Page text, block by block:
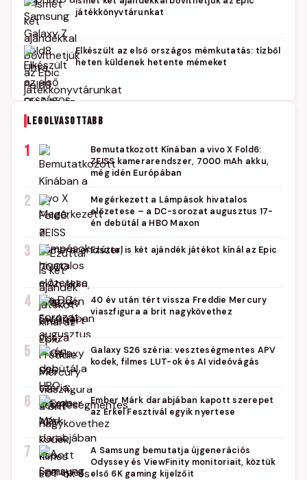
játékkönyvtárunkat
Elkészült az első országos mémkutatás: tízből
heten küldenek hetente mémeket
LEGOLVASOTTABB
1
Bemutatkozott Kínában a vivo X Fold6:
ZEISS kamerarendszer, 7000 mAh akku,
még idén Európában
2
Megérkezett a Lámpások hivatalos
előzetese – a DC-sorozat augusztus 17-
én debütál a HBO Maxon
3 Ezúttal is két ajándék játékot kínál az Epic
4
40 év után tért vissza Freddie Mercury
viaszfigura a brit nagykövethez
5
Galaxy S26 széria: veszteségmentes APV
kodek, filmes LUT-ok és AI videóvágás
6
Ember Márk darabjában kapott szerepet
az Erkel Fesztivál egyik nyertese
7
A Samsung bemutatja újgenerációs
Odyssey és ViewFinity monitoriait, köztük
első 6K gaming kijelzőit